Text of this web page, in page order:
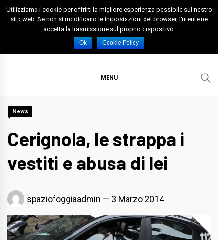
Skip
Spazio Foggia
Foggia News Calcio Eventi e Attività nella Capitanata
MENU
News
Cerignola, le strappa i
vestiti e abusa di lei
spaziofoggiaadmin 3 Marzo 2014
Utilizziamo i cookie per offrirti la migliore esperienza possibile sul nostro
sito web. Se non si modificano le impostazioni del browser, l'utente ne
accetta la trasmissione sul proprio dispositivo.
Ok Cookie Policy